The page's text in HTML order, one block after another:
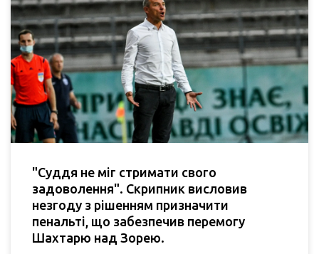
"Суддя не міг стримати свого
задоволення". Скрипник висловив
незгоду з рішенням призначити
пенальті, що забезпечив перемогу
Шахтарю над Зорею.